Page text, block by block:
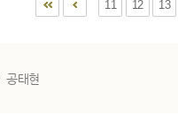
11 12 13
공태현